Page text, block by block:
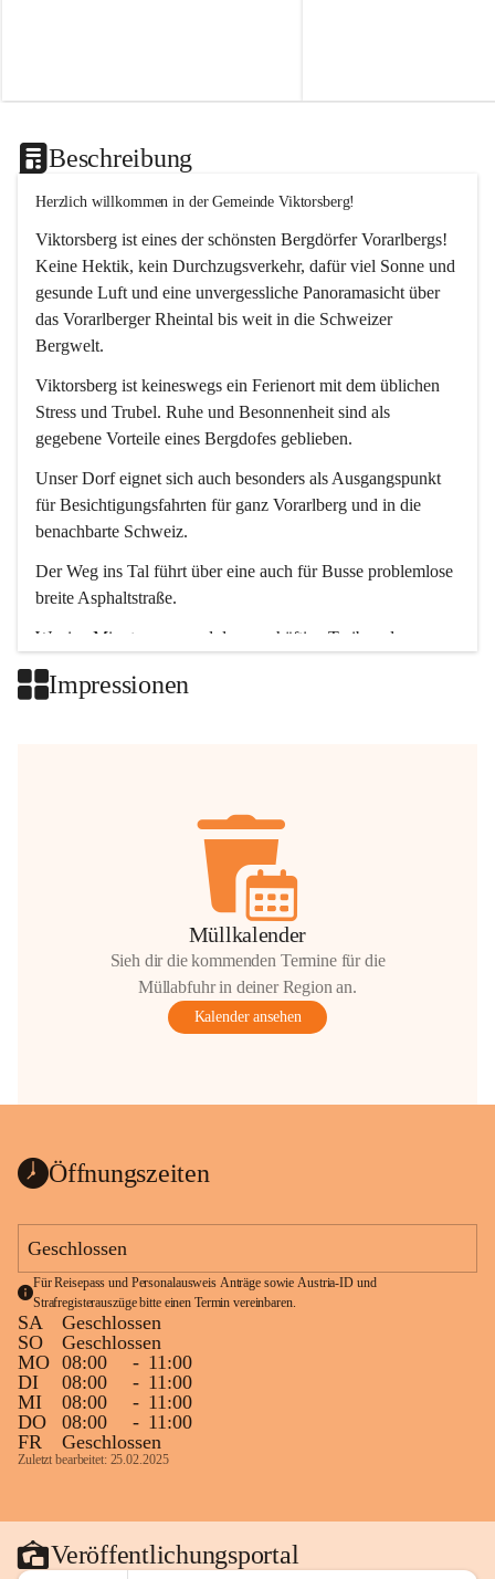
Beschreibung
Herzlich willkommen in der Gemeinde Viktorsberg!
Viktorsberg ist eines der schönsten Bergdörfer Vorarlbergs!
Keine Hektik, kein Durchzugsverkehr, dafür viel Sonne und
gesunde Luft und eine unvergessliche Panoramasicht über
das Vorarlberger Rheintal bis weit in die Schweizer
Bergwelt.
Viktorsberg ist keineswegs ein Ferienort mit dem üblichen
Stress und Trubel. Ruhe und Besonnenheit sind als
gegebene Vorteile eines Bergdofes geblieben.
Unser Dorf eignet sich auch besonders als Ausgangspunkt
für Besichtigungsfahrten für ganz Vorarlberg und in die
benachbarte Schweiz.
Der Weg ins Tal führt über eine auch für Busse problemlose
breite Asphaltstraße.
Wenige Minuten nur, und das geschäftige Treiben der
Impressionen
Müllkalender
Sieh dir die kommenden Termine für die
Müllabfuhr in deiner Region an.
Kalender ansehen
Öffnungszeiten
Geschlossen
Für Reisepass und Personalausweis Anträge sowie Austria-ID und
Strafregisterauszüge bitte einen Termin vereinbaren.
SA
Geschlossen
SO
Geschlossen
MO 08:00 - 11:00
DI
08:00 - 11:00
MI
08:00 - 11:00
DO
08:00 - 11:00
FR
Geschlossen
Zuletzt bearbeitet: 25.02.2025
Veröffentlichungsportal